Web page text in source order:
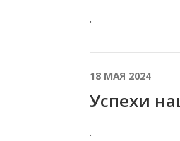
.
18 МАЯ 2024
Успехи
.